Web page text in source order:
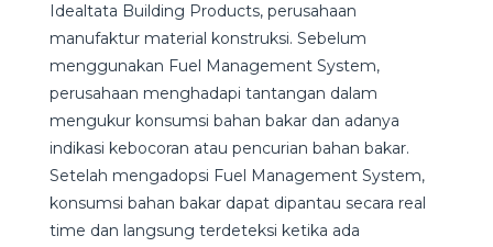
Idealtata Building Products, perusahaan
manufaktur material konstruksi. Sebelum
menggunakan Fuel Management System,
perusahaan menghadapi tantangan dalam
mengukur konsumsi bahan bakar dan adanya
indikasi kebocoran atau pencurian bahan bakar.
Setelah mengadopsi Fuel Management System,
konsumsi bahan bakar dapat dipantau secara real
time dan langsung terdeteksi ketika ada